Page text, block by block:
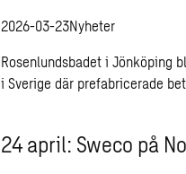
2026-03-23Nyheter
Rosenlundsbadet i Jönköping
i Sverige där prefabricerade
24 april: Sweco på